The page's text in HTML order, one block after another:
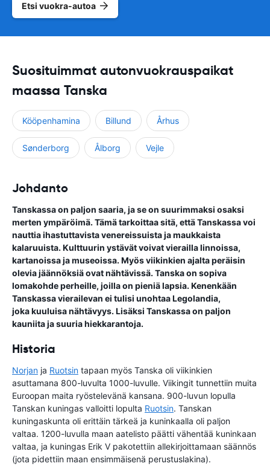
Etsi vuokra-autoa
Suosituimmat autonvuokrauspaikat
maassa Tanska
Kööpenhamina Billund Århus
Sønderborg Ålborg Vejle
Johdanto
Tanskassa on paljon saaria, ja se on suurimmaksi osaksi
merten ympäröimä. Tämä tarkoittaa sitä, että Tanskassa voi
nauttia ihastuttavista venereissuista ja maukkaista
kalaruuista. Kulttuurin ystävät voivat vierailla linnoissa,
kartanoissa ja museoissa. Myös viikinkien ajalta peräisin
olevia jäännöksiä ovat nähtävissä. Tanska on sopiva
lomakohde perheille, joilla on pieniä lapsia. Kenenkään
Tanskassa vierailevan ei tulisi unohtaa Legolandia,
joka kuuluisa nähtävyys. Lisäksi Tanskassa on paljon
kauniita ja suuria hiekkarantoja.
Historia
Norjan ja Ruotsin tapaan myös Tanska oli viikinkien
asuttamana 800-luvulta 1000-luvulle. Viikingit tunnettiin muita
Euroopan maita ryöstelevänä kansana. 900-luvun lopulla
Tanskan kuningas valloitti lopulta Ruotsin. Tanskan
kuningaskunta oli erittäin tärkeä ja kuninkaalla oli paljon
valtaa. 1200-luvulla maan aatelisto päätti vähentää kuninkaan
valtaa, ja kuningas Erik V pakotettiin allekirjoittamaan säännös
(jota pidettiin maan ensimmäisenä perustuslakina).